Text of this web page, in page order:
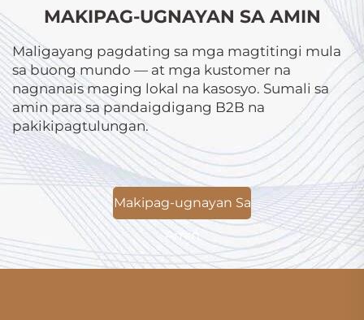
MAKIPAG-UGNAYAN SA AMIN
Maligayang pagdating sa mga magtitingi mula
sa buong mundo — at mga kustomer na
nagnanais maging lokal na kasosyo. Sumali sa
amin para sa pandaigdigang B2B na
pakikipagtulungan.
Makipag-ugnayan Sa
Amin